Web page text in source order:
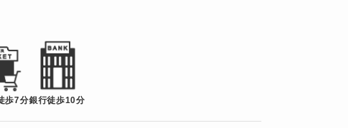
歩7分銀行徒歩10分